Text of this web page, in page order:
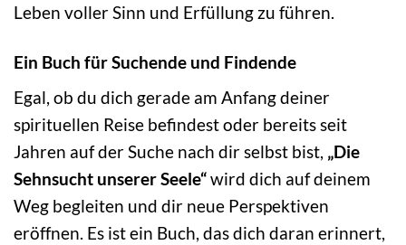
Leben voller Sinn und Erfüllung zu führen.
Ein Buch für Suchende und Findende
Egal, ob du dich gerade am Anfang deiner
spirituellen Reise befindest oder bereits seit
Jahren auf der Suche nach dir selbst bist, „Die
Sehnsucht unserer Seele“wird dich auf deinem
Weg begleiten und dir neue Perspektiven
eröffnen. Es ist ein Buch, das dich daran erinnert,